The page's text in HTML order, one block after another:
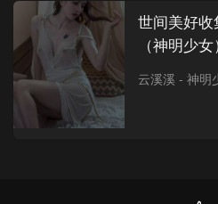
世间美好
（神明少
云溪溪 - 神明